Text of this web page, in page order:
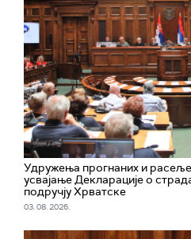
Удружења прогнаних и
усвајање Декларације о
подручју Хрватске
03. 08. 2026.